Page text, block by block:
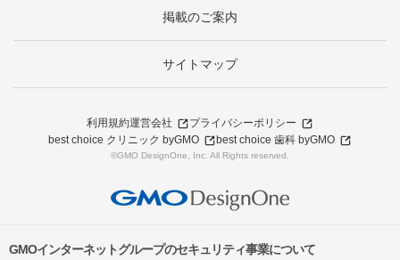
掲載のご案内
サイトマップ
利用規約運営会社
プライバシーポリシー
best choice クリニック byGMO
best choice 歯科 byGMO
©GMO DesignOne, Inc. All Rights reserved.
GMOインターネットグループのセキュリティ事業について